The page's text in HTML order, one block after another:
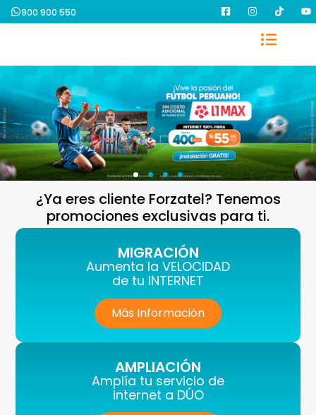
900 900 550
¿Ya eres cliente Forzatel? Tenemos
promociones exclusivas para ti.
MIGRACIÓN
Aumenta la VELOCIDAD
de tu INTERNET
Más Información
AMPLIACIÓN
Amplía tu servicio de
internet a DÚO